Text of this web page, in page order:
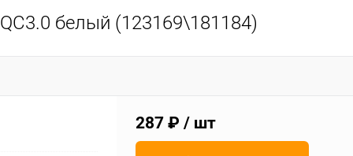
белый (123169\181184)
287 ₽ / шт